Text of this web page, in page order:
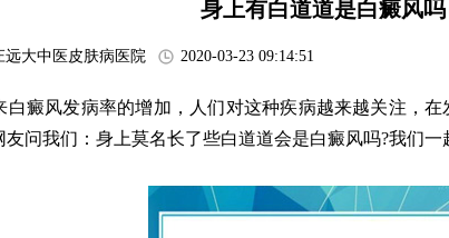
身上有白道道是白癜风吗
远大中医皮肤病医院 2020-03-23 09:14:51
风发病率的增加，人们对这种疾病越来越关注，在
问我们：身上莫名长了些白道道会是白癜风吗?我们一